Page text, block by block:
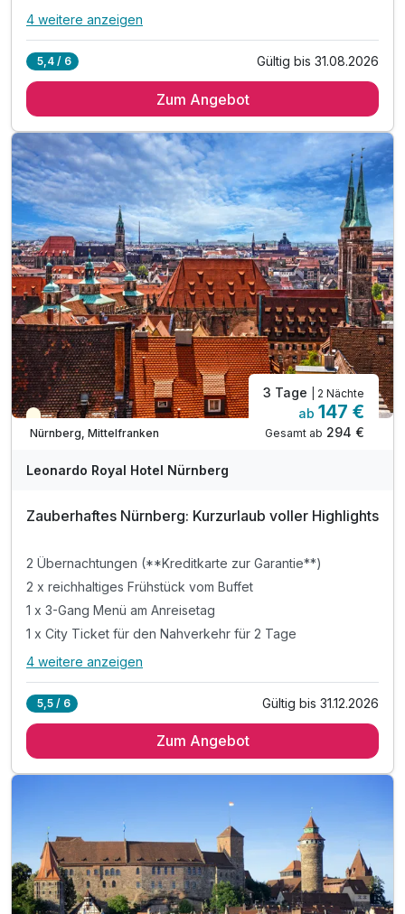
Alle Inklusivleistungen
2 x reichhaltiges Frühstück
1 x Abendessen als 1 Gang Menü (ohne Getränke)
inkl. Informationsmappe mit Stadtplan
inkl. Nutzung der öffentlichen Verkehrsmittel
inkl. Kaffee und Tee in der Lobby
inkl. W-LAN
4 weitere anzeigen
5,4 / 6 Gültig bis 31.08.2026
Zum Angebot
Teilweise ausgelastet
Nürnberg, Mittelfranken
3 Tage | 2 Nächte
ab 147 €
Gesamt ab 294 €
Leonardo Royal Hotel Nürnberg
Zauberhaftes Nürnberg: Kurzurlaub voller Highlights
2 Übernachtungen (**Kreditkarte zur Garantie**)
2 x reichhaltiges Frühstück vom Buffet
1 x 3-Gang Menü am Anreisetag
1 x City Ticket für den Nahverkehr für 2 Tage
Alle Inklusivleistungen
2 x reichhaltiges Frühstück vom Buffet
1 x Flasche Sekt bei Anreise auf dem Zimmer
1 x Stadtplan für Sightseeing Highlights
inkl. Nutzung des Fitnessbereiches
4 weitere anzeigen
5,5 / 6 Gültig bis 31.12.2026
Zum Angebot